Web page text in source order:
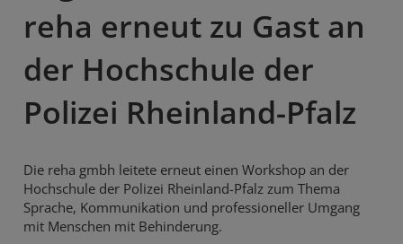
reha erneut zu Gast an
der Hochschule der
Polizei Rheinland-Pfalz
Die reha gmbh leitete erneut einen Workshop an der
Hochschule der Polizei Rheinland-Pfalz zum Thema
Sprache, Kommunikation und professioneller Umgang
mit Menschen mit Behinderung.